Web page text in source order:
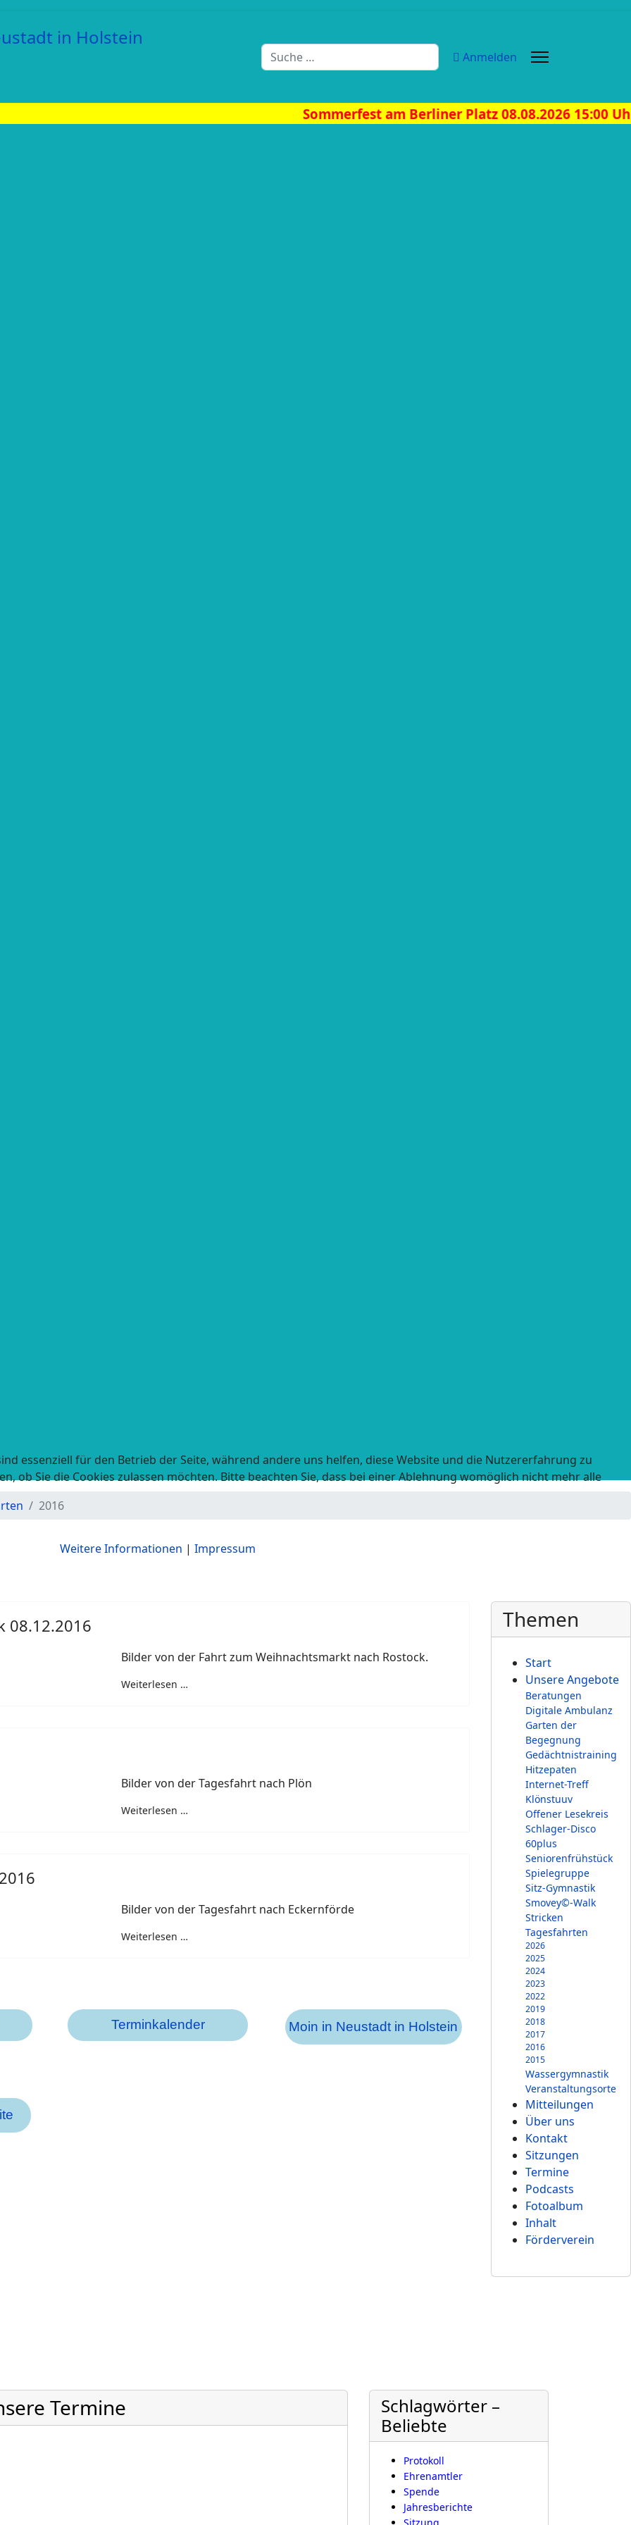
Suchen Anmelden
Sommerfest am Berliner Platz 08.08.2026 15:00 Uhr
2016
08.12.2016
Bilder von der Fahrt zum Weihnachtsmarkt nach Rostock.
Weiterlesen …
Bilder von der Tagesfahrt nach Plön
Weiterlesen …
Bilder von der Tagesfahrt nach Eckernförde
Weiterlesen …
Terminkalender Moin in Neustadt in Holstein
Themen
Start
Unsere Angebote
Beratungen
Digitale Ambulanz
Garten der
Begegnung
Gedächtnistraining
Hitzepaten
Internet-Treff
Klönstuuv
Offener Lesekreis
Schlager-Disco
60plus
Seniorenfrühstück
Spielegruppe
Sitz-Gymnastik
Smovey©-Walk
Stricken
Tagesfahrten
2026
2025
2024
2023
2022
2019
2018
2017
2016
2015
Wassergymnastik
Veranstaltungsorte
Mitteilungen
Über uns
Kontakt
Sitzungen
Termine
Podcasts
Fotoalbum
Inhalt
Förderverein
Termine
Schlagwörter –
Beliebte
Protokoll
Ehrenamtler
Spende
Jahresberichte
essenziell für den Betrieb der Seite, während andere uns helfen, diese Website und die Nutzererfahrung zu
ob Sie die Cookies zulassen möchten. Bitte beachten Sie, dass bei einer Ablehnung womöglich nicht mehr alle
Weitere Informationen | Impressum